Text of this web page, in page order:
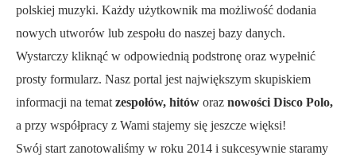
polskiej muzyki. Każdy użytkownik ma możliwość dodania
nowych utworów lub zespołu do naszej bazy danych.
Wystarczy kliknąć w odpowiednią podstronę oraz wypełnić
prosty formularz. Nasz portal jest największym skupiskiem
informacji na tematzespołów, hitów oraz nowości Disco Polo,
a przy współpracy z Wami stajemy się jeszcze więksi!
Swój start zanotowaliśmy w roku 2014 i sukcesywnie staramy